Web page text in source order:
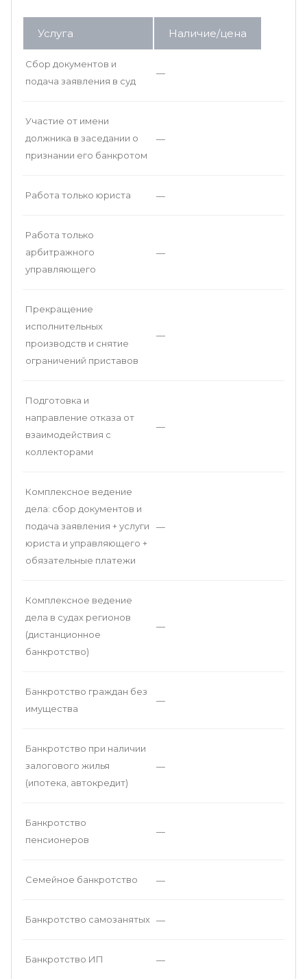
Услуга Наличие/цена
Сбор документов и
подача заявления в суд
—
Участие от имени
должника в заседании о
признании его банкротом
—
Работа только юриста —
Работа только
арбитражного
управляющего
—
Прекращение
исполнительных
производств и снятие
ограничений приставов
—
Подготовка и
направление отказа от
взаимодействия с
коллекторами
—
Комплексное ведение
дела: сбор документов и
подача заявления + услуги
юриста и управляющего +
обязательные платежи
—
Комплексное ведение
дела в судах регионов
(дистанционное
банкротство)
—
Банкротство граждан без
имущества
—
Банкротство при наличии
залогового жилья
(ипотека, автокредит)
—
Банкротство
пенсионеров
—
Семейное банкротство —
Банкротство самозанятых —
Банкротство ИП —